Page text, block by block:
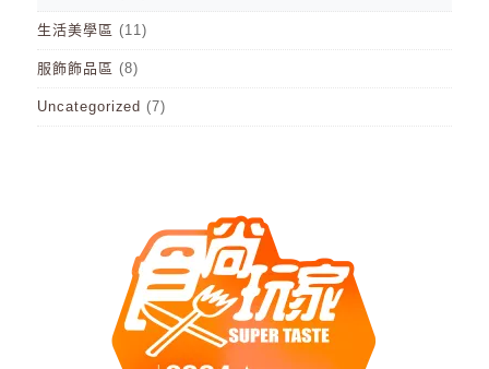
生活美學區 (11)
服飾飾品區 (8)
Uncategorized (7)